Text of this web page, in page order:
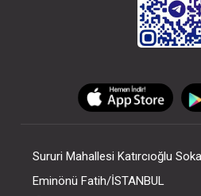
Sururi Mahallesi Katırcıoğlu
Eminönü Fatih/İSTANBUL